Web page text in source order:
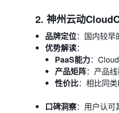
2. 神州云动
品牌定位：国内较早
优势解读：
PaaS能力：
产品矩阵：产品
性价比：相比同
口碑洞察：用户认可